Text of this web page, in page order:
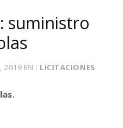
suministro
2019 EN LICITACIONES